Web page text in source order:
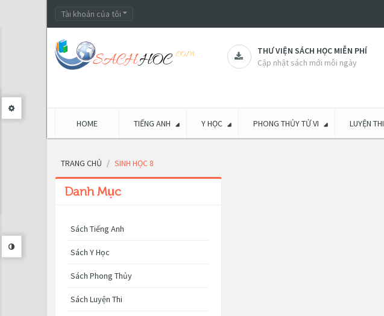
Tài khoản của tôi
THƯ VIỆN SÁCH HỌC MIỄN PHÍ
Cập nhật sách mới mỗi ngày
HOME TIẾNG ANH Y HỌC PHONG THỦY TỬ VI LUYỆN THI
TRANG CHỦ SINH HỌC 8
Danh Mục
Sách Tiếng Anh
Sách Y Học
Sách Phong Thủy
Sách Luyện Thi